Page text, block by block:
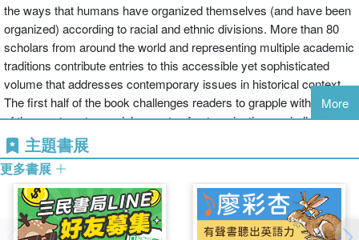
the ways that humans have organized themselves (and have been
organized) according to racial and ethnic divisions. More than 80
scholars from around the world and representing multiple academic
traditions contribute entries to this accessible yet sophisticated
volume that addresses contemporary issues in historical context.
The first half of the book challenges readers to grapple with some
of the most controversial aspects of categorization, prejudice and
discrimination through focused chapters ranging from the notion of
Whiteness to the supposed biological rationale for racial
categorization. The second half is comprised of 70 shorter entries
on specialized concepts, persons and groups that are crucial to
understanding these issues. Taken as a whole, this volume
provides a broad, multi-disciplinary and global overview of issues
More
主題書展
更多書展